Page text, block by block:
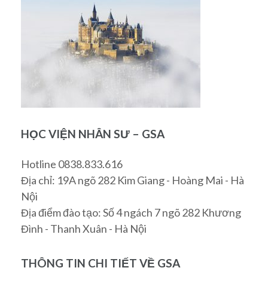
HỌC VIỆN NHÂN SƯ – GSA
Hotline 0838.833.616
Địa chỉ: 19A ngõ 282 Kim Giang - Hoàng Mai - Hà
Nội
Địa điểm đào tạo: Số 4 ngách 7 ngõ 282 Khương
Đình - Thanh Xuân - Hà Nội
THÔNG TIN CHI TIẾT VỀ GSA